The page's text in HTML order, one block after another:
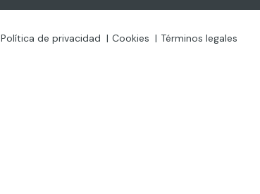
Política de privacidad Cookies Términos legales